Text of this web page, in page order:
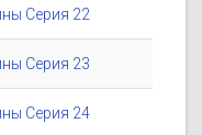
Серия 22
Серия 23
Серия 24